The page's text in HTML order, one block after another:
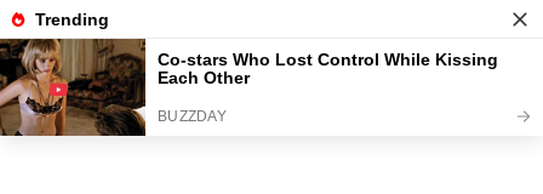
News
Read the best every day